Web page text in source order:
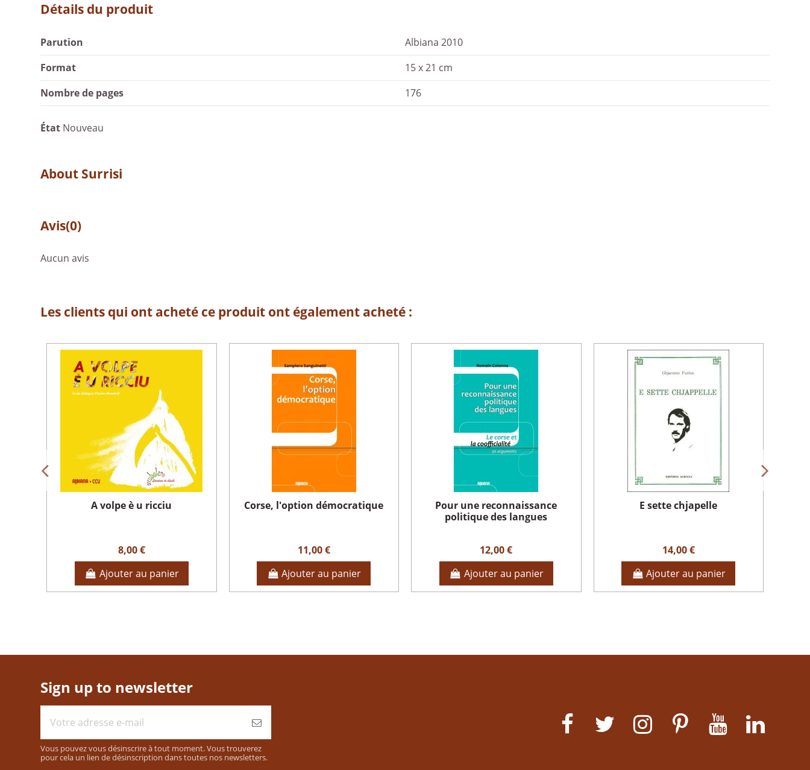
Détails du produit
Parution
Albiana 2010
Format
15 x 21 cm
Nombre de pages
176
État Nouveau
About Surrisi
Avis(0)
Aucun avis
Les clients qui ont acheté ce produit ont également acheté :
A volpe è u ricciu
8,00 €
Ajouter au panier
Corse, l'option démocratique
11,00 €
Ajouter au panier
Pour une reconnaissance
politique des langues
12,00 €
Ajouter au panier
E sette chjapelle
14,00 €
Ajouter au panier
Sign up to newsletter
Vous pouvez vous désinscrire à tout moment. Vous trouverez
pour cela un lien de désinscription dans toutes nos newsletters.